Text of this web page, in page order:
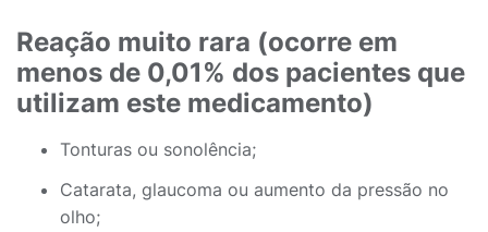
Reação muito rara (ocorre em
menos de 0,01% dos pacientes que
utilizam este medicamento)
Tonturas ou sonolência;
Catarata, glaucoma ou aumento da pressão no
olho;